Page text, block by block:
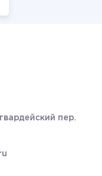
пер.